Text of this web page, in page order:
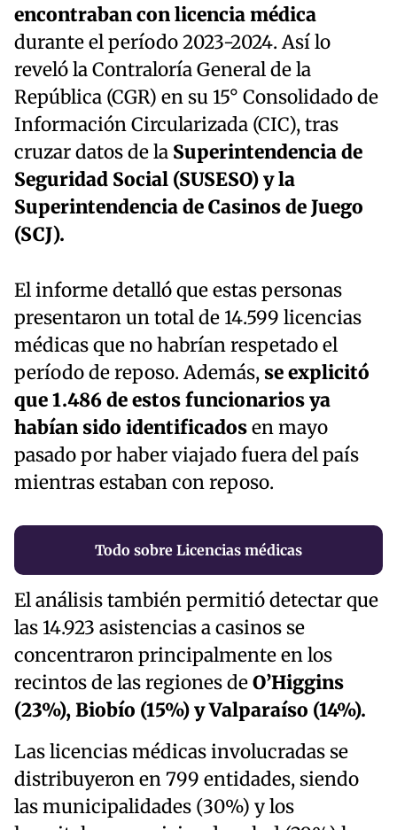
encontraban con licencia médica
durante el período 2023-2024. Así lo
reveló la Contraloría General de la
República (CGR) en su 15° Consolidado de
Información Circularizada (CIC), tras
cruzar datos de la Superintendencia de
Seguridad Social (SUSESO) y la
Superintendencia de Casinos de Juego
(SCJ).
El informe detalló que estas personas
presentaron un total de 14.599 licencias
médicas que no habrían respetado el
período de reposo. Además, se explicitó
que 1.486 de estos funcionarios ya
habían sido identificadosen mayo
pasado por haber viajado fuera del país
mientras estaban con reposo.
Todo sobre Licencias médicas
El análisis también permitió detectar que
las 14.923 asistencias a casinos se
concentraron principalmente en los
recintos de las regiones deO’Higgins
(23%), Biobío (15%) y Valparaíso (14%).
Las licencias médicas involucradas se
distribuyeron en 799 entidades, siendo
las municipalidades (30%) y los